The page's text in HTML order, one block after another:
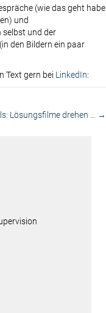
(wie das geht habe
und
selbst und der
den Bildern ein paar
Text gern bei LinkedIn:
Lösungsfilme drehen … →